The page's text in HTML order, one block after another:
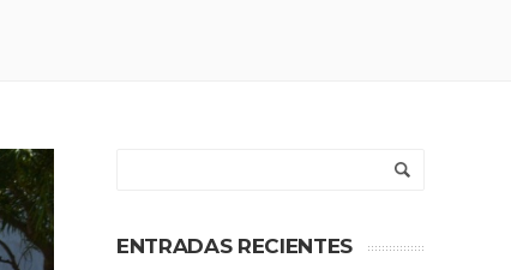
ENTRADAS RECIENTES